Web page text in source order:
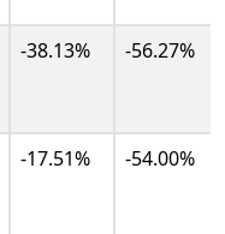
-38.13% -56.27%
-17.51% -54.00%